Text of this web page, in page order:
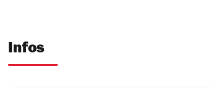
Infos